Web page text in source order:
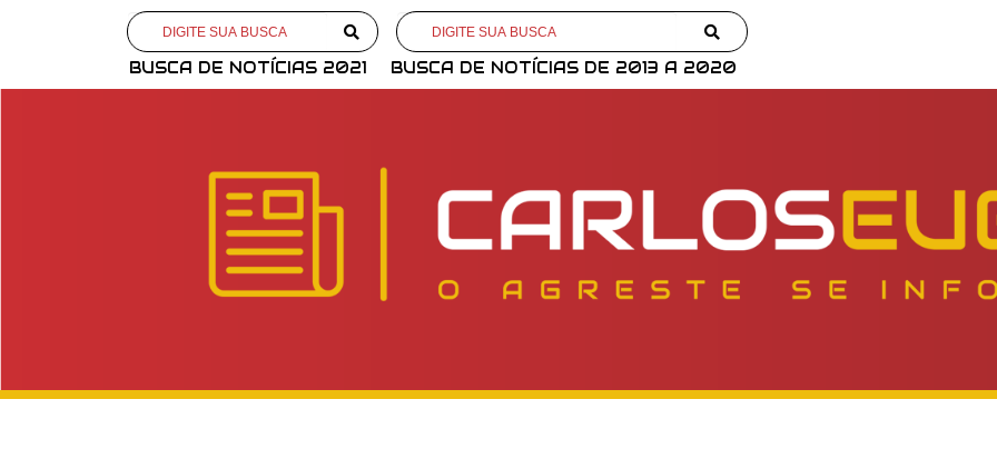
BUSCA DE NOTÍCIAS 2021 BUSCA DE NOTÍCIAS DE 2013 A 2020